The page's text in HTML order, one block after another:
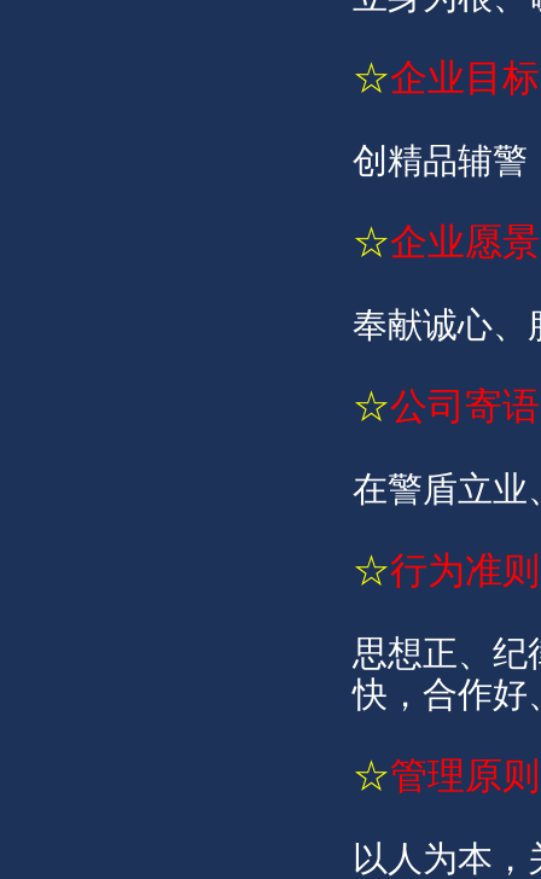
☆企业目标
创精品辅警
☆企业愿景
奉献诚心、
☆公司寄语
在警盾立业
☆行为准则
思想正、纪
快，合作好
☆管理原则
以人为本，